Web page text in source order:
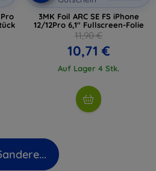
3MK Foil ARC SE FS iPhone
12/12Pro 6,1" Fullscreen-Folie
11,90 €
10,71 €
Auf Lager 4 Stk.
andere...